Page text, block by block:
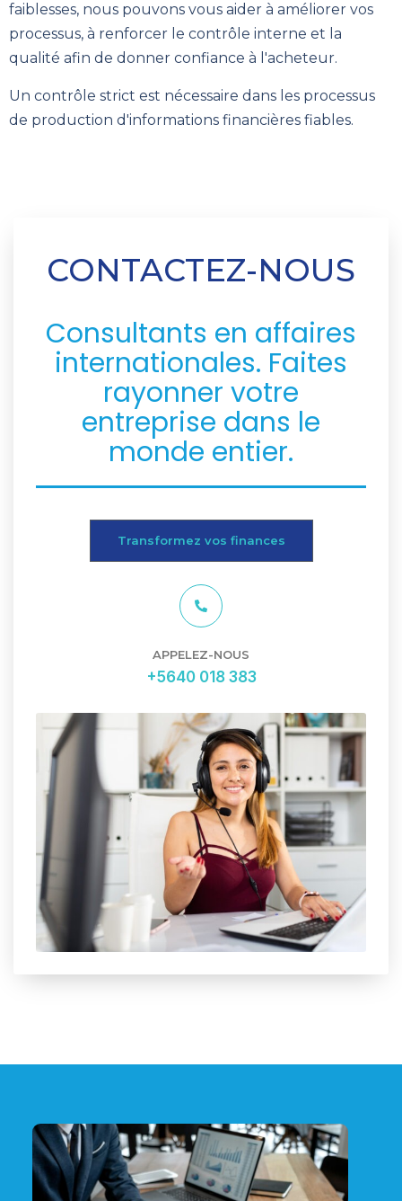
faiblesses, nous pouvons vous aider à améliorer vos
processus, à renforcer le contrôle interne et la
qualité afin de donner confiance à l'acheteur.
Un contrôle strict est nécessaire dans les processus
de production d'informations financières fiables.
CONTACTEZ-NOUS
Consultants en affaires
internationales. Faites
rayonner votre
entreprise dans le
monde entier.
Transformez vos finances
APPELEZ-NOUS
+5640 018 383